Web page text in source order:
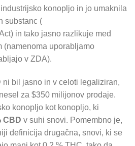
konopljo in jo umaknila
substanc (
in tako jasno razlikuje med
(namenoma uporabljamo
v ZDA).
ni bil jasno in v celoti legaliziran,
za $350 milijonov prodaje.
konopljo kot konopljo, ki
CBD v suhi snovi. Pomembno je,
definicija drugačna, snovi, ki se